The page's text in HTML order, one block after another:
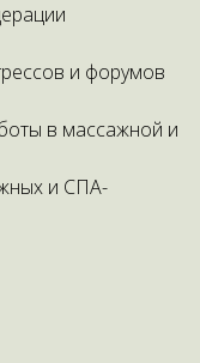
и форумов
в массажной и
и СПА-